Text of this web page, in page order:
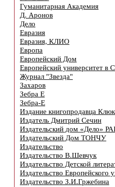
Гуманитарная Академия
Д. Аронов
Дело
Евразия
Евразия, КЛИО
Европа
Европейский Дом
Европейский университет в
Журнал "Звезда"
Захаров
Зебра Е
Зебра-Е
Издание книгопродавца
Издатель Дмитрий Сечин
Издательский дом «Дело»
Издательский Дом ТОНЧУ
Издательство
Издательство В.Шевчук
Издательство Детской
Издательство Европейского
Издательство З.И.Гржебина